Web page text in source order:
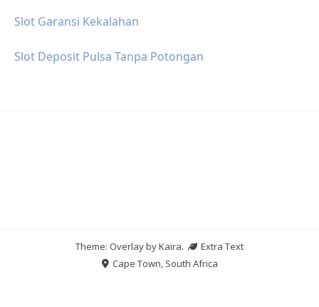
Slot Garansi Kekalahan
Slot Deposit Pulsa Tanpa Potongan
Theme: Overlay byKaira.
Extra Text
Cape Town, South Africa